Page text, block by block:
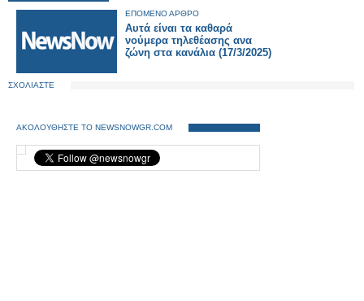
ΕΠΟΜΕΝΟ ΑΡΘΡΟ
Αυτά είναι τα καθαρά
νούμερα τηλεθέασης ανα
ζώνη στα κανάλια (17/3/2025)
ΣΧΟΛΙΑΣΤΕ
ΑΚΟΛΟΥΘΗΣΤΕ ΤΟ NEWSNOWGR.COM